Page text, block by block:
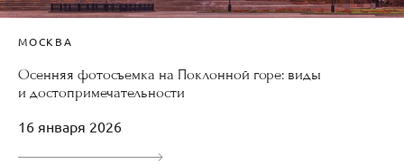
МОСКВА
Осенняя фотосъемка на Поклонной горе: виды
и достопримечательности
16 января 2026